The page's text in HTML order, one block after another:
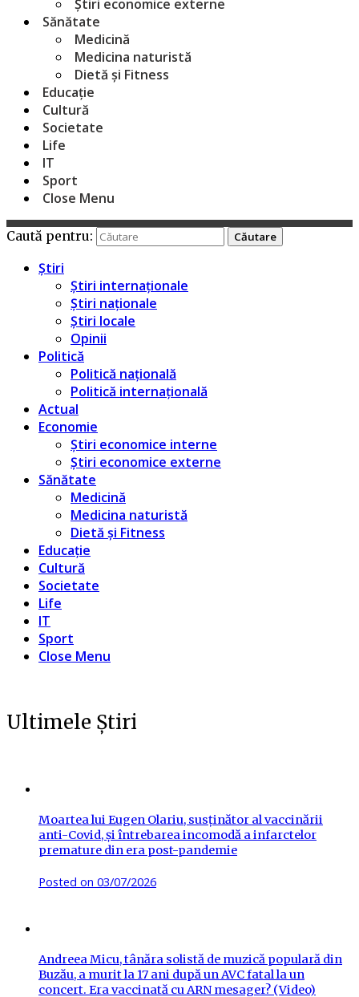
Știri economice externe
Sănătate
Medicină
Medicina naturistă
Dietă și Fitness
Educație
Cultură
Societate
Life
IT
Sport
Close Menu
Caută pentru:
Știri
Știri internaționale
Știri naționale
Știri locale
Opinii
Politică
Politică națională
Politică internațională
Actual
Economie
Știri economice interne
Știri economice externe
Sănătate
Medicină
Medicina naturistă
Dietă și Fitness
Educație
Cultură
Societate
Life
IT
Sport
Close Menu
Ultimele Știri
Moartea lui Eugen Olariu, susținător al vaccinării
anti-Covid, și întrebarea incomodă a infarctelor
premature din era post-pandemie
Posted on 03/07/2026
Andreea Micu, tânăra solistă de muzică populară din
Buzău, a murit la 17 ani după un AVC fatal la un
concert. Era vaccinată cu ARN mesager? (Video)